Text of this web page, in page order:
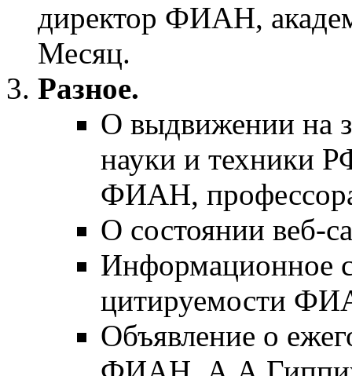
директор ФИАН,
Месяц.
Разное.
О выдвижении на
науки и техники
ФИАН,
О состоянии
Информационное
цитируемости
Объявление о